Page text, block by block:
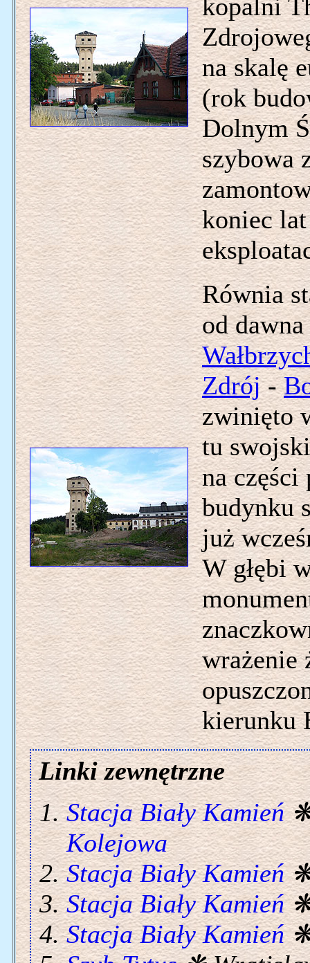
kopalni
na skalę
(rok
Dolnym
szybowa
koniec lat
Równia
od
Zdrój-
zwinięto
tu
na części
budynku
już
W głębi
wrażenie
kierunku
Linki zewnętrzne
Stacja Biały Kamień
Kolejowa
Stacja Biały Kamień
Stacja Biały Kamień
Stacja Biały Kamień